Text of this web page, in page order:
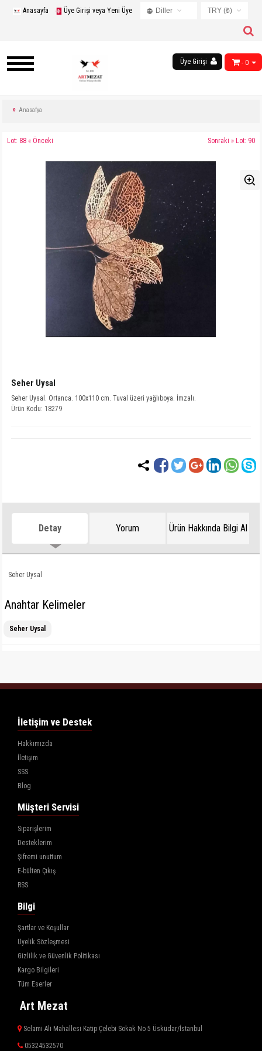
TRY (₺)
TRY (₺)
Diller
Russian
Anasayfa Üye Girişi veya Yeni Üye
- 0
Üye Girişi
Anasafya
Lot: 88 « Önceki Sonraki » Lot: 90
Seher Uysal
Seher Uysal. Ortanca. 100x110 cm. Tuval üzeri yağlıboya. İmzalı.
Ürün Kodu: 18279
Detay Yorum Ürün Hakkında Bilgi Al
Seher Uysal
Anahtar Kelimeler
Seher Uysal
İletişim ve Destek
Hakkımızda
İletişim
SSS
Blog
Müşteri Servisi
Siparişlerim
Desteklerim
Şifremi unuttum
E-bülten Çıkış
RSS
Bilgi
Şartlar ve Koşullar
Üyelik Sözleşmesi
Gizlilik ve Güvenlik Politikası
Kargo Bilgileri
Tüm Eserler
Art Mezat
Selami Ali Mahallesi Katip Çelebi Sokak No 5 Üsküdar/İstanbul
05324532570